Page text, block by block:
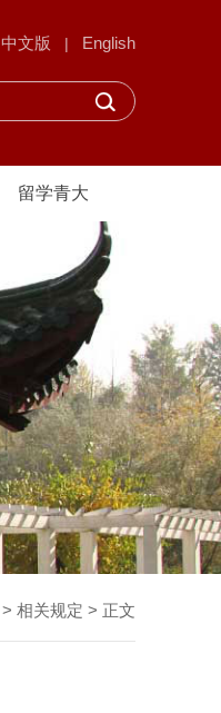
中文版 | English
留学青大
> 相关规定 > 正文